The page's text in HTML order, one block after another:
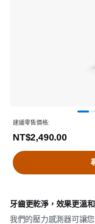
牙齒更乾淨，效果更溫和
我們的壓力感測器可讓
建議零售價格:
NT$2,490.00